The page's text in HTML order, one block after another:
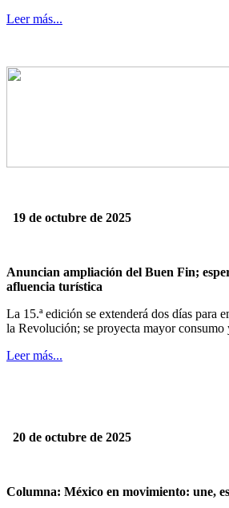
Leer más...
19 de octubre de 2025
Anuncian ampliación del Buen Fin;
afluencia turística
La 15.ª edición se extenderá dos días para
la Revolución; se proyecta mayor consumo
Leer más...
20 de octubre de 2025
Columna: México en movimiento: une,